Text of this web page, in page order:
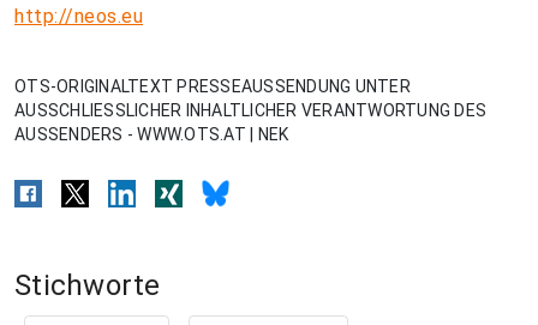
http://neos.eu
OTS-ORIGINALTEXT PRESSEAUSSENDUNG UNTER
AUSSCHLIESSLICHER INHALTLICHER VERANTWORTUNG DES
AUSSENDERS - WWW.OTS.AT | NEK
Stichworte